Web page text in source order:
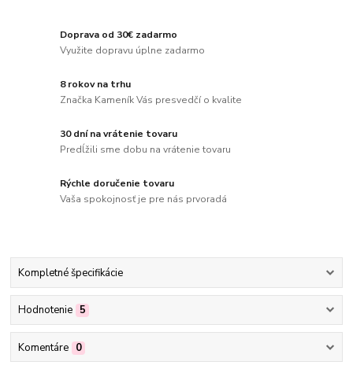
Doprava od 30€ zadarmo
Využite dopravu úplne zadarmo
8 rokov na trhu
Značka Kameník Vás presvedčí o kvalite
30 dní na vrátenie tovaru
Predĺžili sme dobu na vrátenie tovaru
Rýchle doručenie tovaru
Vaša spokojnosť je pre nás prvoradá
Kompletné špecifikácie
Hodnotenie 5
Komentáre 0